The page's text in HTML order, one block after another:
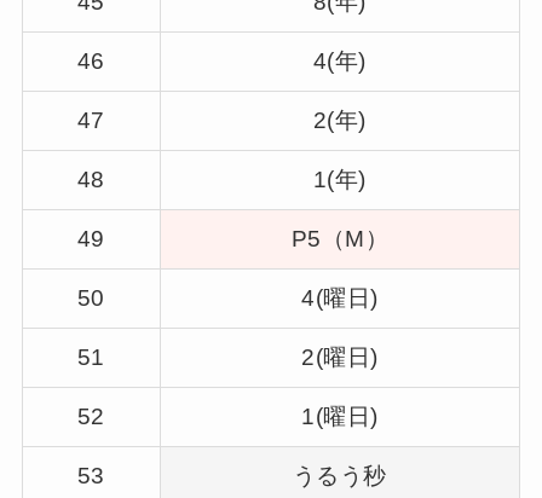
46 4(年)
47 2(年)
48 1(年)
49 P5（M）
50 4(曜日)
51 2(曜日)
52 1(曜日)
53 うるう秒